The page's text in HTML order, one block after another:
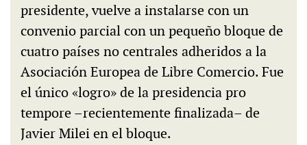
presidente, vuelve a instalarse con un
convenio parcial con un pequeño bloque de
cuatro países no centrales adheridos a la
Asociación Europea de Libre Comercio. Fue
el único «logro» de la presidencia pro
tempore –recientemente finalizada– de
Javier Milei en el bloque.